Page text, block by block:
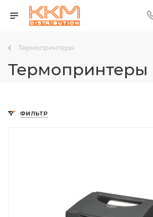
Термопринтеры
Термопринтеры
ФИЛЬТР